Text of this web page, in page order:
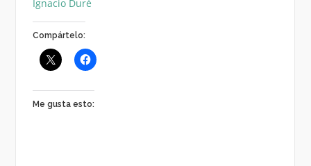
Ignacio Duré
Compártelo:
Me gusta esto: